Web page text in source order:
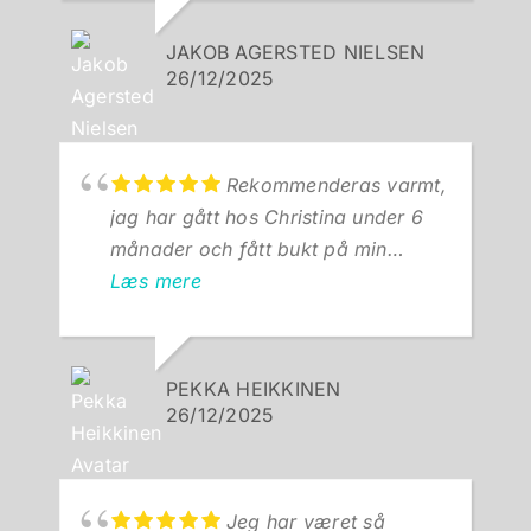
kommet med. Dertil gode øvelser,
som hurtigt får led til at arbejde og
smerter til at blive færre.
JAKOB AGERSTED NIELSEN
26/12/2025
Rekommenderas varmt,
jag har gått hos Christina under 6
månader och fått bukt på min
begynnande artros i knät.
Læs mere
PEKKA HEIKKINEN
26/12/2025
Jeg har været så